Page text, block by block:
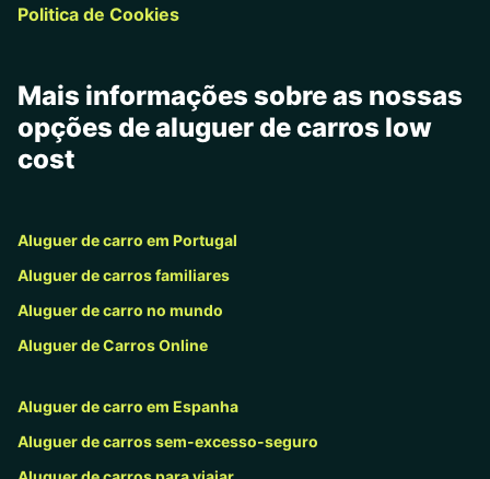
Politica de Cookies
Mais informações sobre as nossas
opções de aluguer de carros low
cost
Aluguer de carro em Portugal
Aluguer de carros familiares
Aluguer de carro no mundo
Aluguer de Carros Online
Aluguer de carro em Espanha
Aluguer de carros sem-excesso-seguro